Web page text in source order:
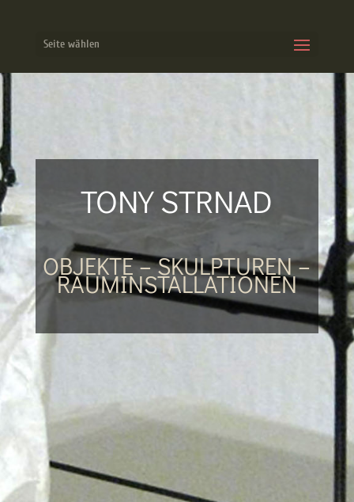
Seite wählen
TONY STRNAD
OBJEKTE – SKULPTUREN –
RAUMINSTALLATIONEN